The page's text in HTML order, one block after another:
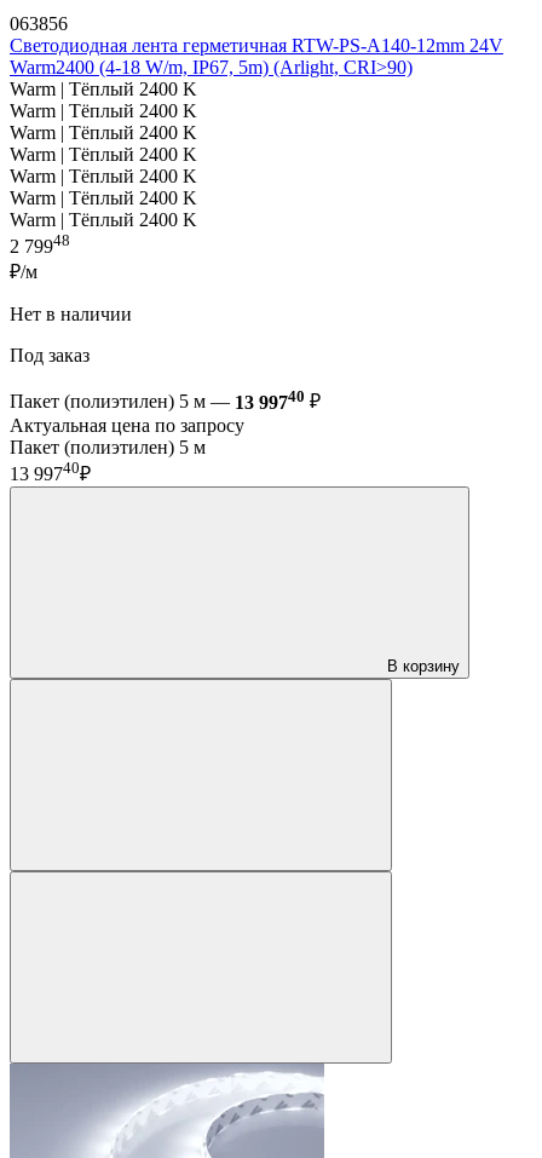
063856
Светодиодная лента герметичная RTW-PS-A140-12mm 24V
Warm2400 (4-18 W/m, IP67, 5m) (Arlight, CRI>90)
Warm | Тёплый 2400 K
Warm | Тёплый 2400 K
Warm | Тёплый 2400 K
Warm | Тёплый 2400 K
Warm | Тёплый 2400 K
Warm | Тёплый 2400 K
Warm | Тёплый 2400 K
2 79948
₽/м
Нет в наличии
Под заказ
Пакет (полиэтилен) 5 м — 13 99740 ₽
Актуальная цена по запросу
Пакет (полиэтилен) 5 м
13 99740₽
В корзину